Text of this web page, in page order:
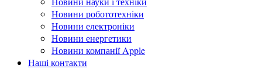
Новини робототехніки
Новини електроніки
Новини енергетики
Новини компанії Apple
Наші контакти